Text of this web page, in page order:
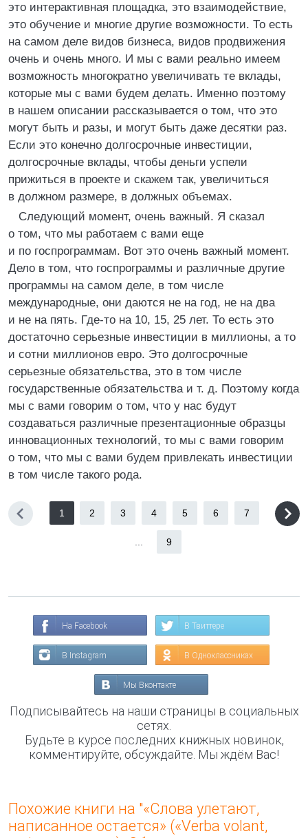
это интерактивная площадка, это взаимодействие,
это обучение и многие другие возможности. То есть
на самом деле видов бизнеса, видов продвижения
очень и очень много. И мы с вами реально имеем
возможность многократно увеличивать те вклады,
которые мы с вами будем делать. Именно поэтому
в нашем описании рассказывается о том, что это
могут быть и разы, и могут быть даже десятки раз.
Если это конечно долгосрочные инвестиции,
долгосрочные вклады, чтобы деньги успели
прижиться в проекте и скажем так, увеличиться
в должном размере, в должных объемах.
Следующий момент, очень важный. Я сказал
о том, что мы работаем с вами еще
и по госпрограммам. Вот это очень важный момент.
Дело в том, что госпрограммы и различные другие
программы на самом деле, в том числе
международные, они даются не на год, не на два
и не на пять. Где-то на 10, 15, 25 лет. То есть это
достаточно серьезные инвестиции в миллионы, а то
и сотни миллионов евро. Это долгосрочные
серьезные обязательства, это в том числе
государственные обязательства и т. д. Поэтому когда
мы с вами говорим о том, что у нас будут
создаваться различные презентационные образцы
инновационных технологий, то мы с вами говорим
о том, что мы с вами будем привлекать инвестиции
в том числе такого рода.
1 2 3 4 5 6 7
9
На Facebook В Твиттере
В Instagram В Одноклассниках
Мы Вконтакте
Подписывайтесь на наши страницы в социальных
сетях.
Будьте в курсе последних книжных новинок,
комментируйте, обсуждайте. Мы ждём Вас!
Похожие книги на "«Слова улетают,
написанное остается» («Verba volant,